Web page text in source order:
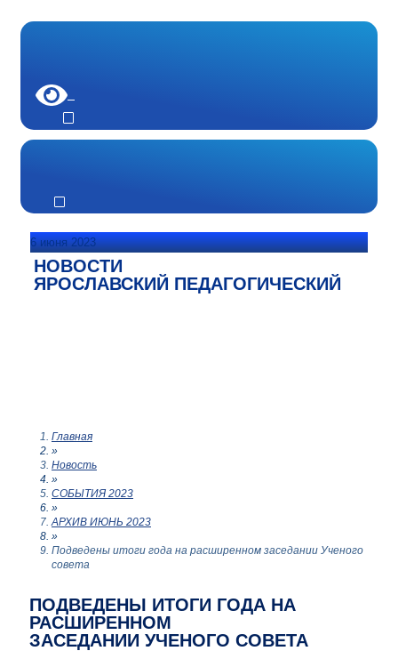
6 июня 2023
НОВОСТИ
ЯРОСЛАВСКИЙ ПЕДАГОГИЧЕСКИЙ
Главная
»
Новость
»
СОБЫТИЯ 2023
»
АРХИВ ИЮНЬ 2023
»
Подведены итоги года на расширенном заседании Ученого
совета
ПОДВЕДЕНЫ ИТОГИ ГОДА НА
РАСШИРЕННОМ
ЗАСЕДАНИИ УЧЕНОГО СОВЕТА